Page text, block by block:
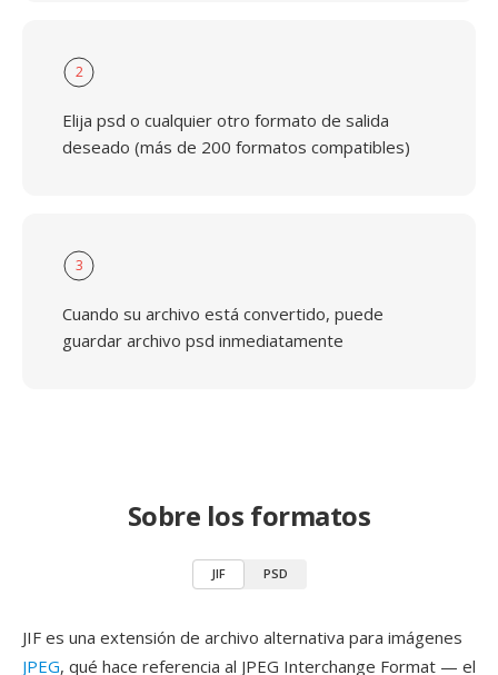
2
Elija psd o cualquier otro formato de salida
deseado (más de 200 formatos compatibles)
3
Cuando su archivo está convertido, puede
guardar archivo psd inmediatamente
Sobre los formatos
JIF PSD
JIF es una extensión de archivo alternativa para imágenes
JPEG, qué hace referencia al JPEG Interchange Format — el